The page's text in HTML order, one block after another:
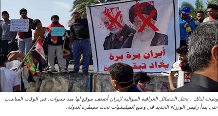
ونتيجة لذلك ، تحتل الفصائل العراقية الموالية لإيران أضعف موقع لها منذ سنوات، في الوقت المناسب
حتى يبدأ رئيس الوزراء الجديد في وضع الميليشيات تحت سيطرة الدولة.